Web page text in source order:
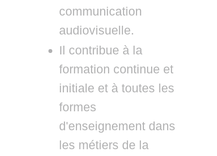
communication
audiovisuelle.
Il contribue à la
formation continue et
initiale et à toutes les
formes
d'enseignement dans
les métiers de la